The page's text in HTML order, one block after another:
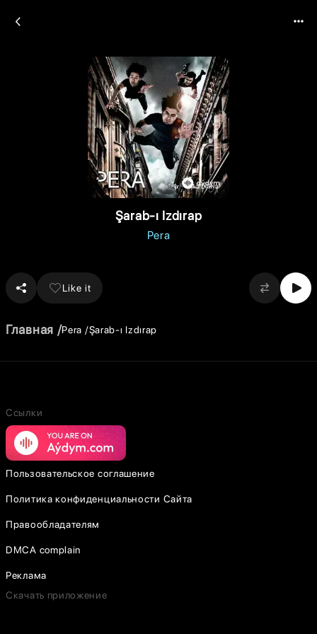
Şarab-ı Izdırap
Pera
Like it
Главная Pera Şarab-ı Izdırap
Ссылки
Пользовательское соглашение
Политика конфиденциальности Сайта
Правообладателям
DMCA complain
Реклама
Скачать приложение